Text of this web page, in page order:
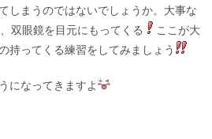
しまうのではないでしょうか。大事な
双眼鏡を目元にもってくる
ここが大
持ってくる練習をしてみましょう
になってきますよ